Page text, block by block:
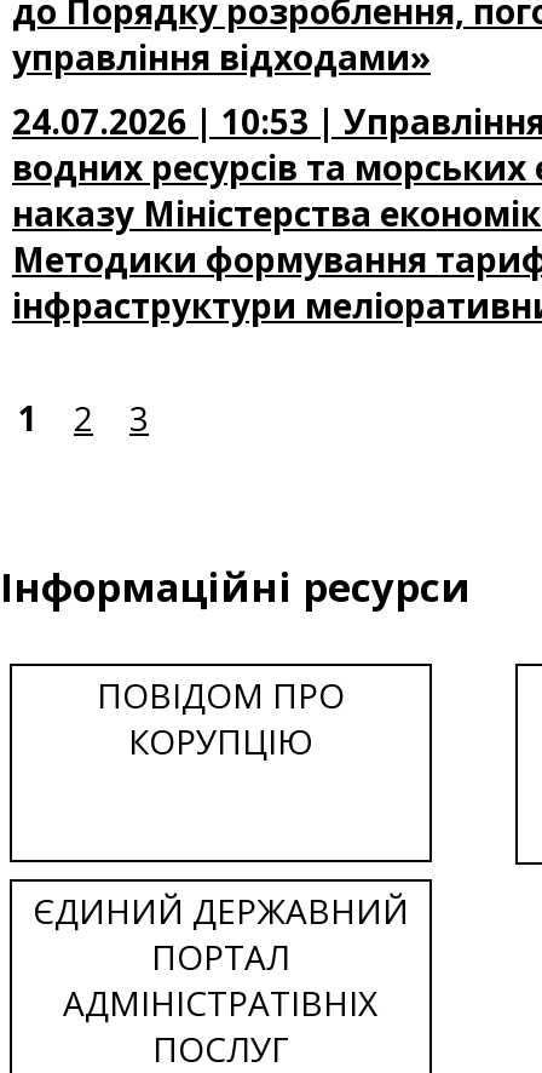
до Порядку розроблення,
управління відходами»
24.07.2026 | 10:53 |
водних ресурсів та
наказу Міністерства
Методики формування
інфраструктури
1 2 3
Інформаційні ресурси
ПОВІДОМ ПРО
КОРУПЦІЮ
ЄДИНИЙ ДЕРЖАВНИЙ
ПОРТАЛ
АДМІНІСТРАТІВНІХ
ПОСЛУГ